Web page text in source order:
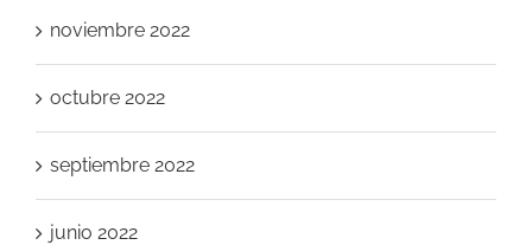
noviembre 2022
octubre 2022
septiembre 2022
junio 2022